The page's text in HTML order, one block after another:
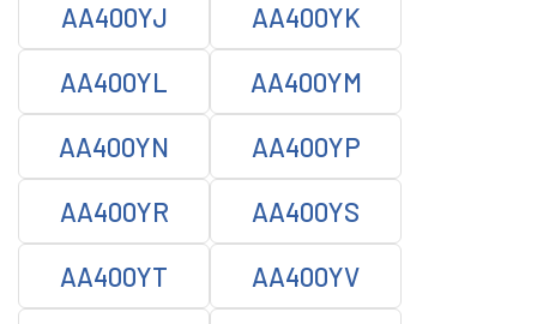
AA400YJ AA400YK
AA400YL AA400YM
AA400YN AA400YP
AA400YR AA400YS
AA400YT AA400YV